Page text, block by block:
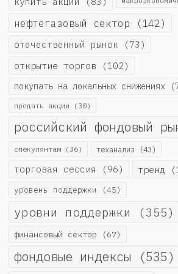
нефтегазовый сектор (142)
отечественный рынок (73)
открытие торгов (102)
покупать на локальных снижениях
продать акции (30)
российский фондовый
спекулянтам (36) теханализ (43)
торговая сессия (96) тренд
уровень поддержки (45)
уровни поддержки (355)
финансовый сектор (67)
фондовые индексы (535)